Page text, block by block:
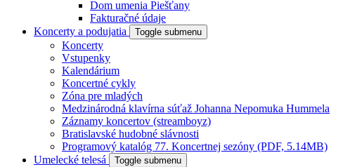
Dom umenia Piešťany
Fakturačné údaje
Koncerty a podujatia
Toggle submenu
Koncerty
Vstupenky
Kalendárium
Koncertné cykly
Zóna pre mladých
Medzinárodná klavírna súťaž Johanna Nepomuka Hummela
Záznamy koncertov (streamboyz)
Bratislavské hudobné slávnosti
Programový katalóg 77. Koncertnej sezóny (PDF, 5.14MB)
Umelecké telesá
Toggle submenu